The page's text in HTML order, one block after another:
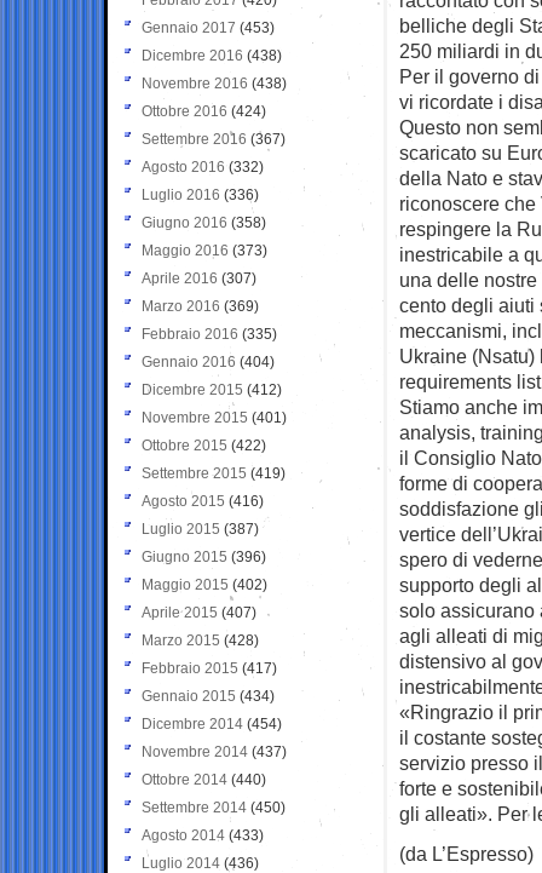
belliche degli
250 miliardi in
Per il governo
vi ricordate i
Questo non
scaricato su
della Nato e
riconoscere
respingere la
inestricabile a
una delle
cento degli aiuti
meccanismi,
Ukraine (Nsatu)
requirements
Stiamo anche
analysis,
il Consiglio
forme di
soddisfazione
vertice
spero di
supporto degli
solo assicurano
agli alleati di
distensivo al
«Ringrazio il
il costante
servizio presso
forte e
gli alleati». Per
(da L’Espresso)
Gennaio 2017 (453)
Dicembre 2016 (438)
Novembre 2016 (438)
Ottobre 2016 (424)
Settembre 2016 (367)
Agosto 2016 (332)
Luglio 2016 (336)
Giugno 2016 (358)
Maggio 2016 (373)
Aprile 2016 (307)
Marzo 2016 (369)
Febbraio 2016 (335)
Gennaio 2016 (404)
Dicembre 2015 (412)
Novembre 2015 (401)
Ottobre 2015 (422)
Settembre 2015 (419)
Agosto 2015 (416)
Luglio 2015 (387)
Giugno 2015 (396)
Maggio 2015 (402)
Aprile 2015 (407)
Marzo 2015 (428)
Febbraio 2015 (417)
Gennaio 2015 (434)
Dicembre 2014 (454)
Novembre 2014 (437)
Ottobre 2014 (440)
Settembre 2014 (450)
Agosto 2014 (433)
Luglio 2014 (436)